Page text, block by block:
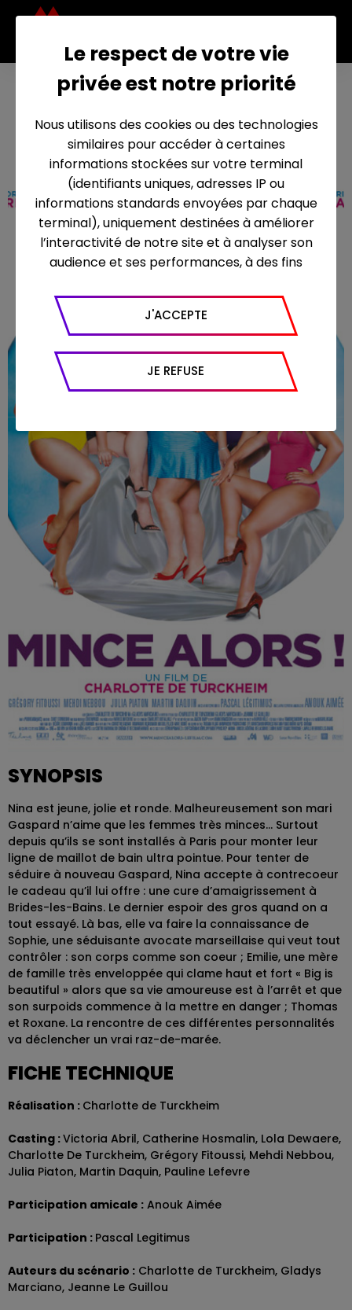
Mince
alors !
SYNOPSIS
Nina est jeune, jolie et ronde. Malheureusement son mari
Gaspard n’aime que les femmes très minces… Surtout
depuis qu’ils se sont installés à Paris pour monter leur
ligne de maillot de bain ultra pointue. Pour tenter de
séduire à nouveau Gaspard, Nina accepte à contrecoeur
le cadeau qu’il lui offre : une cure d’amaigrissement à
Brides-les-Bains. Le dernier espoir des gros quand on a
tout essayé. Là bas, elle va faire la connaissance de
Sophie, une séduisante avocate marseillaise qui veut tout
contrôler : son corps comme son coeur ; Emilie, une mère
de famille très enveloppée qui clame haut et fort « Big is
beautiful » alors que sa vie amoureuse est à l’arrêt et que
son surpoids commence à la mettre en danger ; Thomas
et Roxane. La rencontre de ces différentes personnalités
va déclencher un vrai raz-de-marée.
FICHE TECHNIQUE
Réalisation : Charlotte de Turckheim
Casting :Victoria Abril, Catherine Hosmalin, Lola Dewaere,
Charlotte De Turckheim, Grégory Fitoussi, Mehdi Nebbou,
Julia Piaton, Martin Daquin, Pauline Lefevre
Participation amicale : Anouk Aimée
Participation : Pascal Legitimus
Auteurs du scénario : Charlotte de Turckheim, Gladys
Marciano, Jeanne Le Guillou
Le respect de votre vie
privée est notre priorité
Nous utilisons des cookies ou des technologies
similaires pour accéder à certaines
informations stockées sur votre terminal
(identifiants uniques, adresses IP ou
informations standards envoyées par chaque
terminal), uniquement destinées à améliorer
l’interactivité de notre site et à analyser son
audience et ses performances, à des fins
Google Analytics pour générer des rapports
sur le trafic (nombre de visites, temps passé
sur le site, nombre de pages vues en moyenne,
appareil et navigateur utilisé, emplacement
géographique), l’origine du trafic et la
J'ACCEPTE
JE REFUSE